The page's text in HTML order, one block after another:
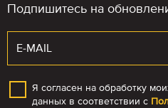
Подпишитесь на
Я согласен на обработку
данных в соответствии с